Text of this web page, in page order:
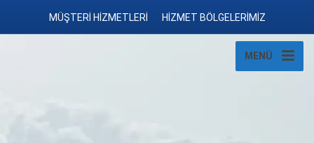
MÜŞTERİ HİZMETLERİ HİZMET BÖLGELERİMİZ
MENÜ